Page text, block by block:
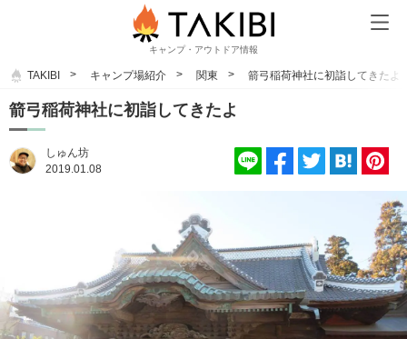
キャンプ・アウトドア情報
TAKIBI キャンプ場紹介 関東 箭弓稲荷神社に初詣してきたよ
箭弓稲荷神社に初詣してきたよ
しゅん坊
2019.01.08